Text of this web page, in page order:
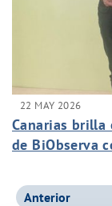
22 MAY 2026
Canarias brilla
de BiObserva
Anterior